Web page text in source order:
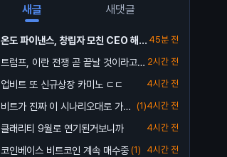
새글 새댓글
온도 파이낸스, 창립자 모친 CEO 해임
소송...
45분 전
트럼프, 이란 전쟁 곧 끝날 것이라고
전망
2시간 전
업비트 또 신규상장 카미노 ㄷㄷ 4시간 전
비트가 진짜 이 시나리오대로 가줄
까?
(1)4시간 전
클래리티 9월로 연기된거보니까 4시간 전
코인베이스 비트코인 계속 매수중 (1) 4시간 전